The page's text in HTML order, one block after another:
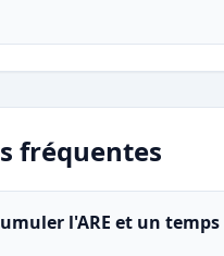
fréquentes
l'ARE et un temps